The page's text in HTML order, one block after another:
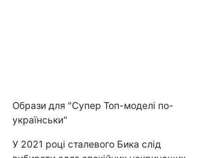
Образи для "Супер Топ-моделі по-
українськи"
У 2021 році сталевого Бика слід